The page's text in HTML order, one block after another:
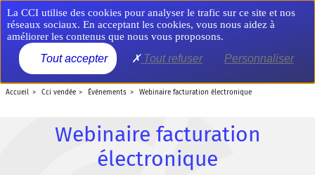
Aller
au
contenu
principal
MENU
accueil cci vendée événements webinaire facturation électronique
Webinaire facturation
électronique
Panneau de gestion des cookies
La CCI utilise des cookies pour analyser le trafic sur ce site et nos
réseaux sociaux. En acceptant les cookies, vous nous aidez à
améliorer les contenus que nous vous proposons.
Tout accepter Tout refuser Personnaliser